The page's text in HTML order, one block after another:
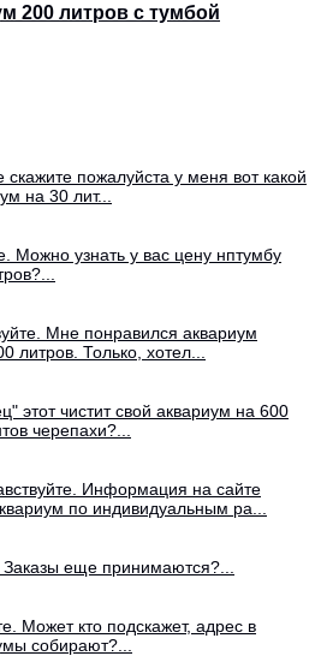
200 литров с тумбой
скажите пожалуйста у меня вот какой
на 30 лит...
Можно узнать у вас цену нптумбу
Мне понравился аквариум
литров. Только, хотел...
этот чистит свой аквариум на 600
черепахи?...
Информация на сайте
по индивидуальным ра...
Заказы еще принимаются?...
Может кто подскажет, адрес в
собирают?...